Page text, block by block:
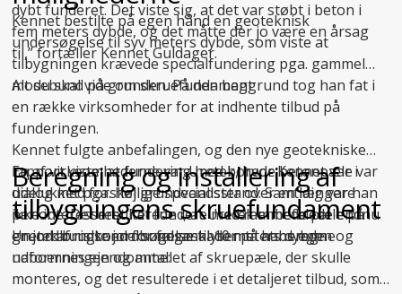
dybt funderet. Det viste sig, at det var støbt i beton i
fem meters dybde, og det måtte der jo være en årsag
til,” fortæller Kennet Guldager.
Kennet bestilte på egen hånd en geoteknisk
undersøgelse til syv meters dybde, som viste at
tilbygningen krævede specialfundering pga. gammel
mosebund på grunden. På den baggrund tog han fat i
en række virksomheder for at indhente tilbud på
funderingen.
En af virksomhederne var Uretek, hvor Kennet var i
dialog med forskellige specialister over en længere
periode. Det resulterede i, at Uretek anbefalede endnu
enjordbundsundersøgelsetil 10 meters dybde.
Alt du skal vide om skruefundament
Kennet fulgte anbefalingen, og den nye geotekniske
rapport viste, at fundering med borede betonpæle var
udelukket pga. høj grundvandsstand. Samtidig var han
ikke interesseret i at fundere med rammede pæle på
grund af risikoen for følgeskader på hans egen og
naboernes ejendomme:
Beregning og installering af
tilbygningens skruefundament
Uretek brugte jordbundsanalysen til at beregne
udformningen og antallet af skruepæle, der skulle
monteres, og det resulterede i et detaljeret tilbud, som